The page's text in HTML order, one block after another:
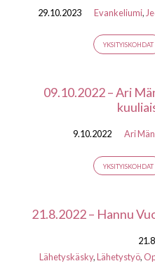
29.10.2023 Evankeliumi,
YKSITYISKOHDAT
09.10.2022 – Ari
9.10.2022 Ari
YKSITYISKOHDAT
21.8.2022 – Hannu
Lähetyskäsky,Lähetystyö,